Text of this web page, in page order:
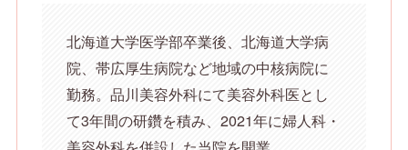
北海道大学医学部卒業後、北海道大学病
院、帯広厚生病院など地域の中核病院に
勤務。品川美容外科にて美容外科医とし
て3年間の研鑽を積み、2021年に婦人科・